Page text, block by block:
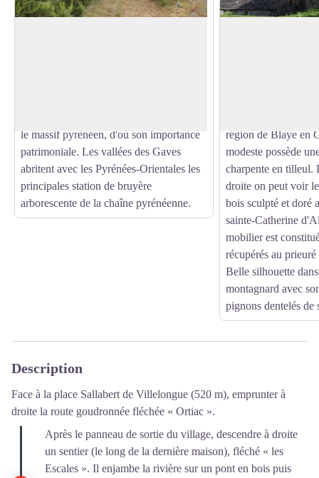
le massif pyrénéen, d'où son importance
patrimoniale. Les vallées des Gaves
abritent avec les Pyrénées-Orientales les
principales station de bruyère
arborescente de la chaîne pyrénéenne.
région de Blaye en
modeste possède
charpente en tilleul.
droite on peut voir
bois sculpté et doré
sainte-Catherine
mobilier est
récupérés au
Belle silhouette
montagnard avec
pignons dentelés de
Description
Face à la place Sallabert de Villelongue (520 m), emprunter à
droite la route goudronnée fléchée « Ortiac ».
Après le panneau de sortie du village, descendre à droite
un sentier (le long de la dernière maison), fléché « les
Escales ». Il enjambe la rivière sur un pont en bois puis